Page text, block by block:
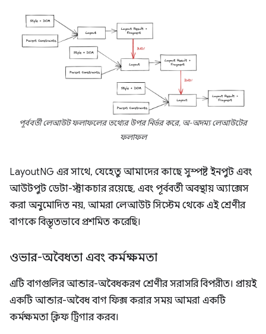
পূর্ববর্তী লেআউট ফলাফলের তথ্যের উপর নির্ভর করে, অ-অদম্য লেআউটের
ফলাফল
LayoutNG এর সাথে, যেহেতু আমাদের কাছে সুস্পষ্ট ইনপুট এবং
আউটপুট ডেটা-স্ট্রাকচার রয়েছে, এবং পূর্ববর্তী অবস্থায় অ্যাক্সেস
করা অনুমোদিত নয়, আমরা লেআউট সিস্টেম থেকে এই শ্রেণীর
বাগকে বিস্তৃতভাবে প্রশমিত করেছি।
ওভার-অবৈধতা এবং কর্মক্ষমতা
এটি বাগগুলির আন্ডার-অবৈধকরণ শ্রেণীর সরাসরি বিপরীত। প্রায়ই
একটি আন্ডার-অবৈধ বাগ ফিক্স করার সময় আমরা একটি
কর্মক্ষমতা ক্লিফ ট্রিগার করব।